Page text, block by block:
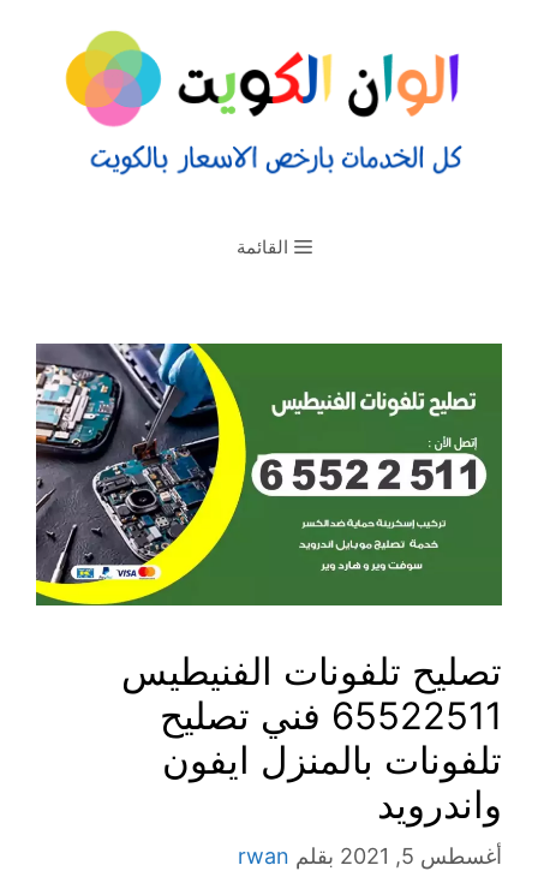
القائمة
تصليح تلفونات الفنيطيس
65522511 فني تصليح
تلفونات بالمنزل ايفون
واندرويد
أغسطس 5, 2021 بقلم rwan